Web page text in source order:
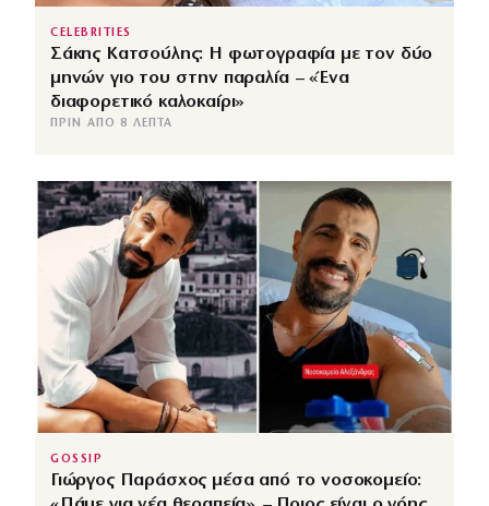
CELEBRITIES
Σάκης Κατσούλης: Η φωτογραφία με τον δύο
μηνών γιο του στην παραλία – «Ένα
διαφορετικό καλοκαίρι»
ΠΡΙΝ ΑΠΌ 8 ΛΕΠΤΆ
GOSSIP
Γιώργος Παράσχος μέσα από το νοσοκομείο: